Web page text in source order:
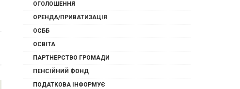
ОГОЛОШЕННЯ
ОРЕНДА/ПРИВАТИЗАЦІЯ
ОСББ
ОСВІТА
ПАРТНЕРСТВО ГРОМАДИ
ПЕНСІЙНИЙ ФОНД
ПОДАТКОВА ІНФОРМУЄ